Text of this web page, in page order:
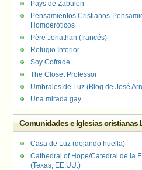
Pays de Zabulon
Pensamientos Cristianos-
Homoeróticos
Père Jonathan (francés)
Refugio Interior
Soy Cofrade
The Closet Professor
Umbrales de Luz (Blog de José
Una mirada gay
Comunidades e Iglesias cristianas
Casa de Luz (dejando huella)
Cathedral of Hope/Catedral de la
(Texas, EE.UU.)